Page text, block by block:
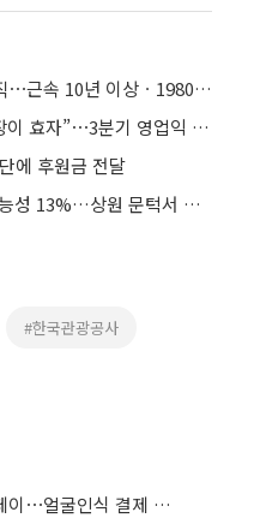
롯데칠성음료, 창립 첫 희망퇴직⋯근속 10년 이상ㆍ1980년 이전 출생자 대상
롯데칠성, “제로음료ㆍ해외시장이 효자”⋯3분기 영업익 16.6% 증가
에 후원금 전달
美 클래리티 법안 연내 통과 가능성 13%…상원 문턱서 제동
#한국관광공사
가입 문턱 낮추는 토스 페이스페이⋯얼굴인식 결제 확산 속도낸다